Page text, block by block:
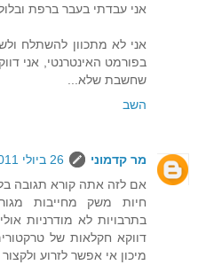
אני עבדתי בעבר ברפת
אני לא מתכוון להשתלח
בפורמט האינטרנטי, אני
שחשבת שלא...
השב
מר קדמוני
26 ביולי 2011 בשעה 19:51
אם לזה אתה קורא תגובה
חיות משק מחייבות
בתרבויות לא מודרניות
דווקא חקלאות של
מיכון אי אפשר לזרוע